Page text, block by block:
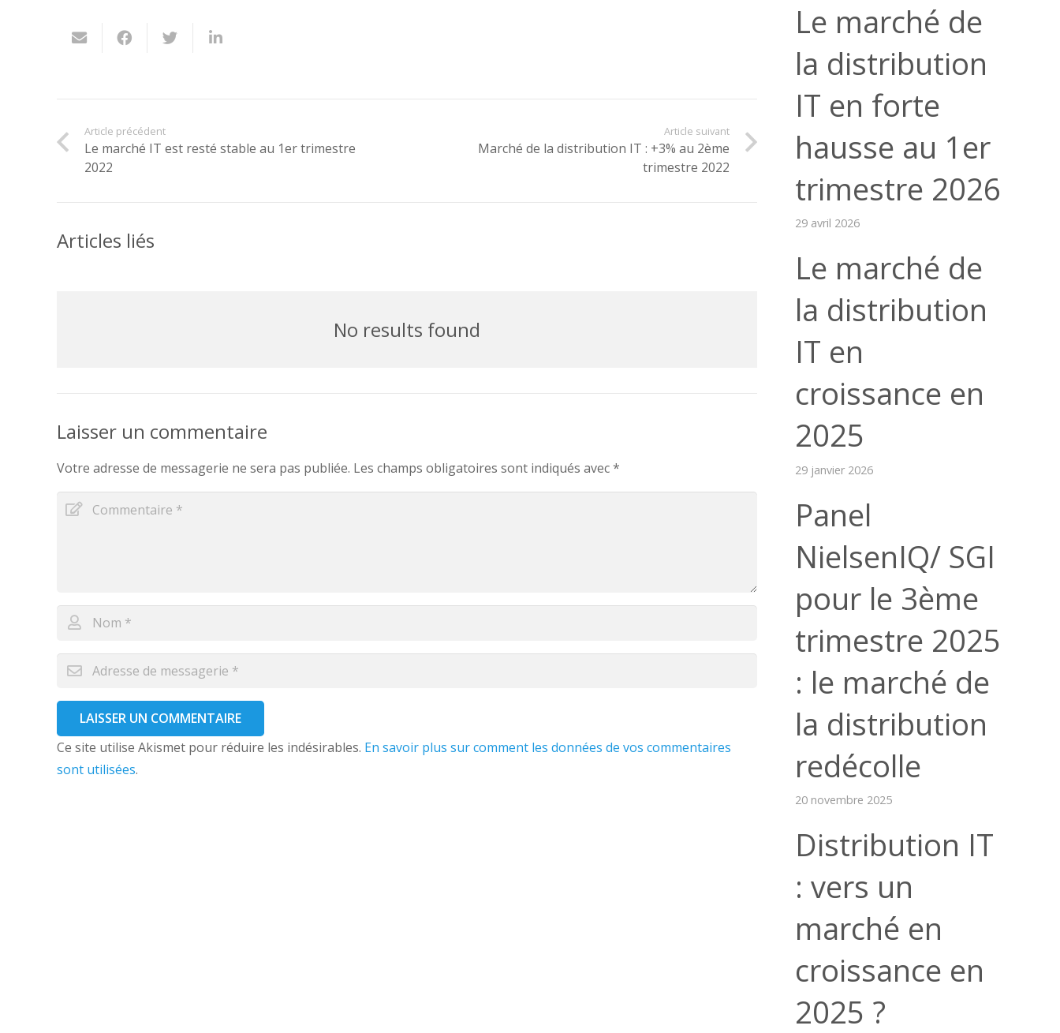
Article précédent
Le marché IT est resté stable au 1er trimestre
2022
Article suivant
Marché de la distribution IT : +3% au 2ème
trimestre 2022
Articles liés
No results found
Laisser un commentaire
Votre adresse de messagerie ne sera pas publiée. Les champs obligatoires sont indiqués avec*
LAISSER UN COMMENTAIRE
Ce site utilise Akismet pour réduire les indésirables. En savoir plus sur comment les données de vos commentaires
sont utilisées.
Le marché de
la distribution
IT en forte
hausse au 1er
trimestre 2026
29 avril 2026
Le marché de
la distribution
IT en
croissance en
2025
29 janvier 2026
Panel
NielsenIQ/ SGI
pour le 3ème
trimestre 2025
: le marché de
la distribution
redécolle
20 novembre 2025
Distribution IT
: vers un
marché en
croissance en
2025 ?